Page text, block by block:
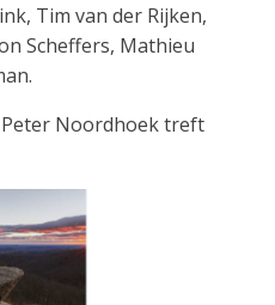
Tim van der Rijken,
Scheffers, Mathieu
Noordhoek treft